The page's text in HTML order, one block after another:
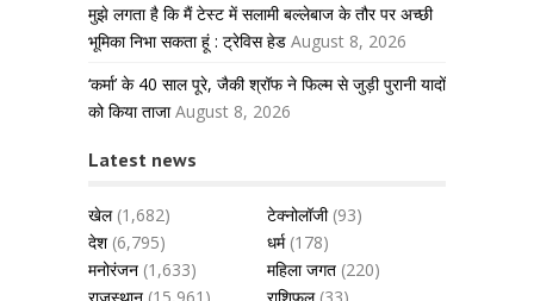
मुझे लगता है कि मैं टेस्ट में सलामी बल्लेबाज के तौर पर अच्छी
भूमिका निभा सकता हूं : ट्रेविस हेड August 8, 2026
‘कर्मा’ के 40 साल पूरे, जैकी श्रॉफ ने फिल्म से जुड़ी पुरानी यादों
को किया ताजा August 8, 2026
Latest news
खेल(1,682) टेक्नोलॉजी(93)
देश(6,795) धर्म(178)
मनोरंजन (1,633) महिला जगत (220)